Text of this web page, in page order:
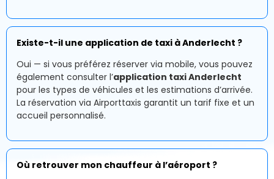
Existe-t-il une application de taxi à Anderlecht ?
Oui — si vous préférez réserver via mobile, vous pouvez
également consulter l’application taxi Anderlecht
pour les types de véhicules et les estimations d’arrivée.
La réservation via Airporttaxis garantit un tarif fixe et un
accueil personnalisé.
Où retrouver mon chauffeur à l’aéroport ?